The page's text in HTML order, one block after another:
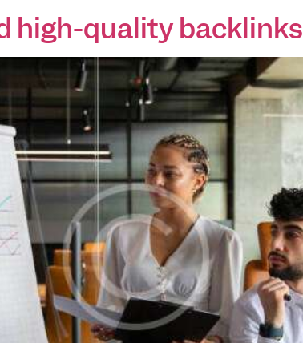
high-quality backlinks